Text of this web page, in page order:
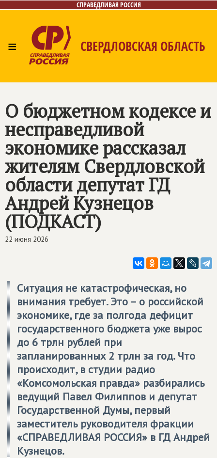
СПРАВЕДЛИВАЯ РОССИЯ
≡ СВЕРДЛОВСКАЯ ОБЛАСТЬ
О бюджетном кодексе и
несправедливой
экономике рассказал
жителям Свердловской
области депутат ГД
Андрей Кузнецов
(ПОДКАСТ)
22 июня 2026
Ситуация не катастрофическая, но
внимания требует. Это – о российской
экономике, где за полгода дефицит
государственного бюджета уже вырос
до 6 трлн рублей при
запланированных 2 трлн за год. Что
происходит, в студии радио
«Комсомольская правда» разбирались
ведущий Павел Филиппов и депутат
Государственной Думы, первый
заместитель руководителя фракции
«СПРАВЕДЛИВАЯ РОССИЯ» в ГД Андрей
Кузнецов.